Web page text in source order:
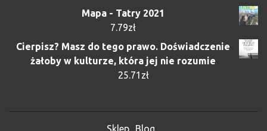
Mapa - Tatry 2021
7.79zł
Cierpisz? Masz do tego prawo. Doświadczenie
żałoby w kulturze, która jej nie rozumie
25.71 zł
Sklep Blog